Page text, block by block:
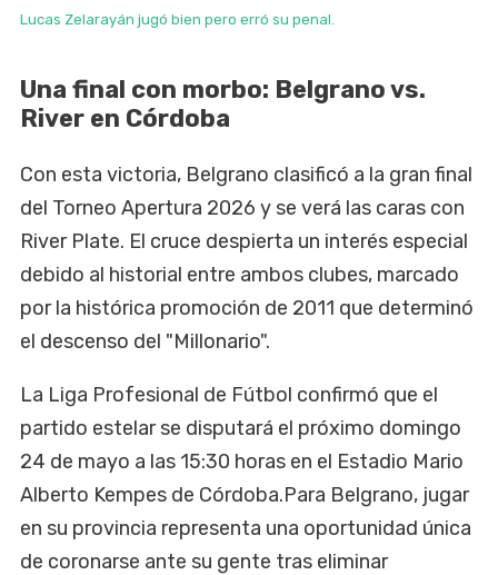
Lucas Zelarayán jugó bien pero erró su penal.
Una final con morbo: Belgrano vs.
River en Córdoba
Con esta victoria, Belgrano clasificó a la gran final
del Torneo Apertura 2026 y se verá las caras con
River Plate. El cruce despierta un interés especial
debido al historial entre ambos clubes, marcado
por la histórica promoción de 2011 que determinó
el descenso del "Millonario".
La Liga Profesional de Fútbol confirmó que el
partido estelar se disputará el próximo domingo
24 de mayo a las 15:30 horas en el Estadio Mario
Alberto Kempes de Córdoba.Para Belgrano, jugar
en su provincia representa una oportunidad única
de coronarse ante su gente tras eliminar